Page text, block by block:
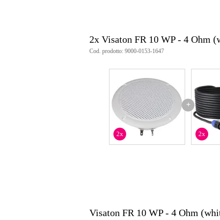
2x Visaton FR 10 WP - 4 Ohm
Cod. prodotto: 9000-0153-1647
+
2x 2x
Visaton FR 10 WP - 4 Ohm